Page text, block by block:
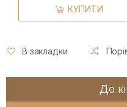
КУПИТИ
В закладки
До